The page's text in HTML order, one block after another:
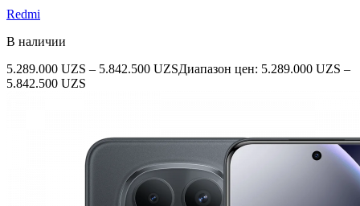
Redmi
В наличии
5.289.000 UZS – 5.842.500 UZSДиапазон цен: 5.289.000 UZS –
5.842.500 UZS